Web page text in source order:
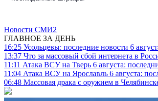
Новости СМИ2
ГЛАВНОЕ ЗА ДЕНЬ
16:25 Усольцевы: последние новости 6
13:37 Что за массовый сбой интернета в
11:11 Атака ВСУ на Тверь 6 августа:
11:04 Атака ВСУ на Ярославль 6 августа:
06:48 Массовая драка с оружием в